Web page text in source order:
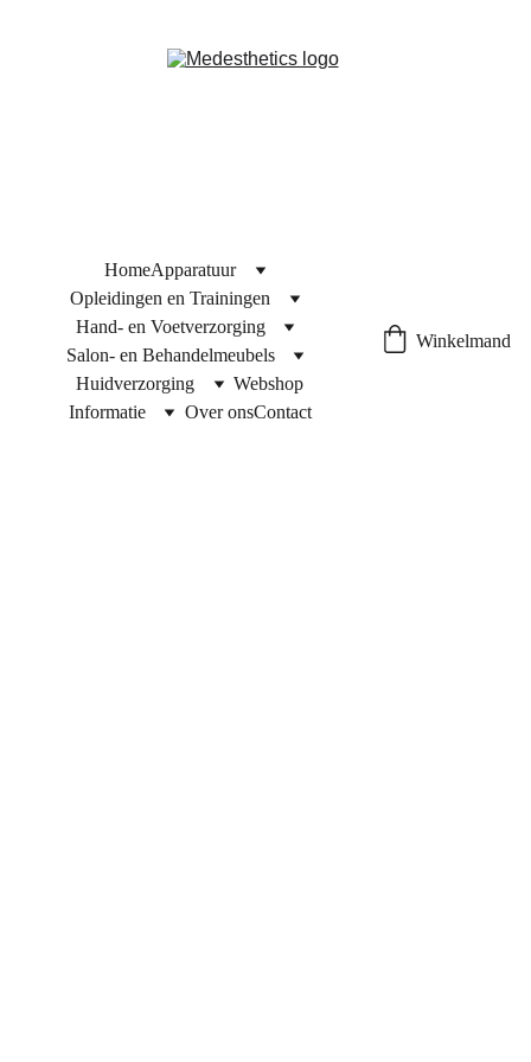
HomeApparatuur
Opleidingen en Trainingen
Hand- en Voetverzorging
Salon- en Behandelmeubels
Huidverzorging
Webshop
Informatie
Over onsContact
Winkelmand